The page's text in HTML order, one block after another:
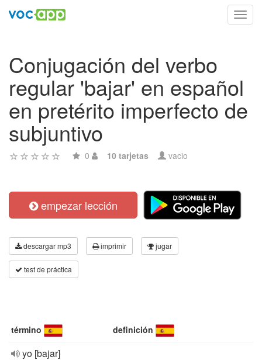
Conjugación del verbo
regular 'bajar' en español
en pretérito imperfecto de
subjuntivo
0 10 tarjetas vacio
empezar lección
descargar mp3 imprimir jugar
test de práctica
término definición
yo [bajar]